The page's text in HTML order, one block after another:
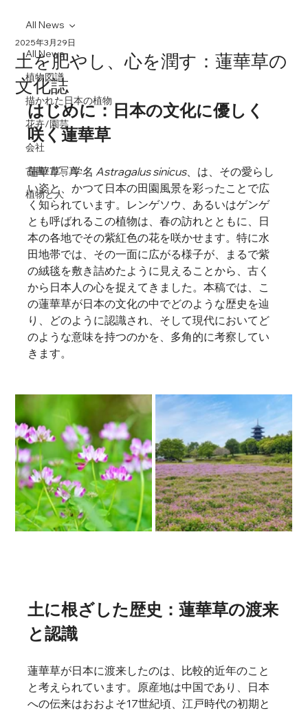
All News
植物図譜
描かれた日本の植物
花卉/園芸
会社
古書/古写真
植物と人
All News
土を肥やし、心を潤す：蓮華草の
文化誌
2025年3月29日
はじめに：日本の文化に優しく
咲く蓮華草
蓮華草、学名 Astragalus sinicus、は、その愛らし
い姿と、かつて日本の田園風景を彩ったことで広
く知られています。レンゲソウ、あるいはゲンゲ
とも呼ばれるこの植物は、春の訪れとともに、日
本の各地でその紫紅色の花を咲かせます。特に水
田地帯では、その一面に広がる様子が、まるで紫
の絨毯を敷き詰めたように見えることから、古く
から日本人の心を捉えてきました。本稿では、こ
の蓮華草が日本の文化の中でどのような歴史を辿
り、どのように認識され、そして現代においてど
のような意味を持つのかを、多角的に考察してい
きます。
土に根ざした歴史：蓮華草の渡来
と認識
蓮華草が日本に渡来したのは、比較的近年のこと
と考えられています。原産地は中国であり、日本
への伝来はおおよそ17世紀頃、江戸時代の初期と